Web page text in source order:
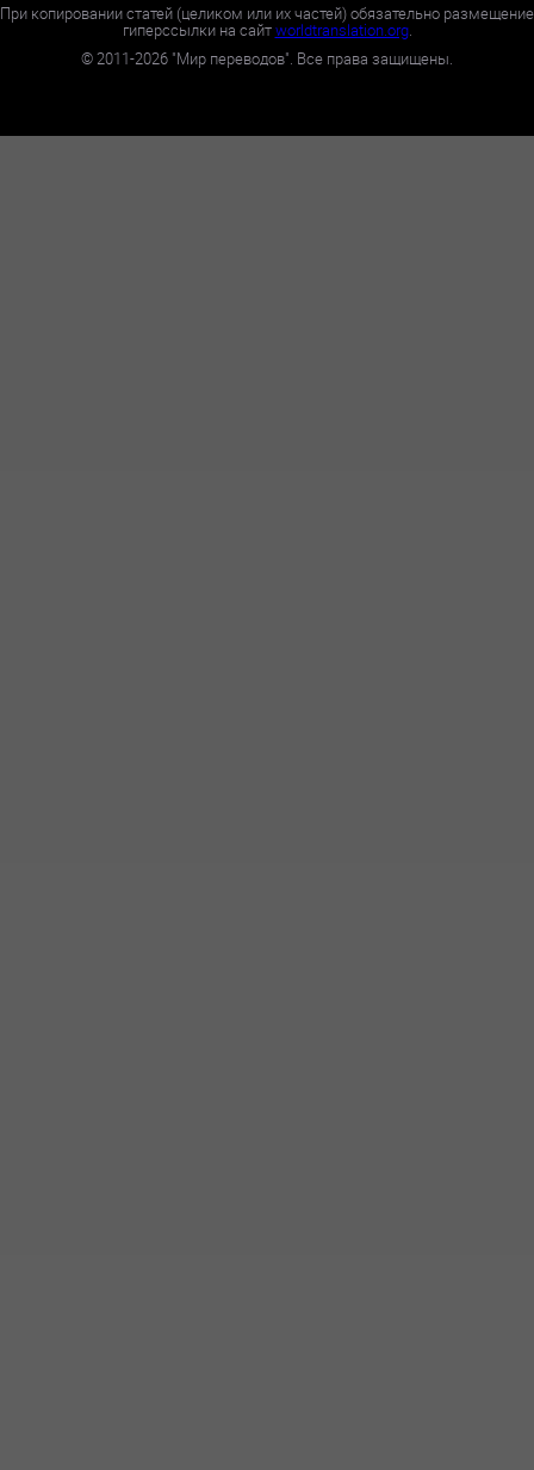
При копировании статей (целиком или их частей) обязательно размещение
гиперссылки на сайтworldtranslation.org.
©2011-2026 "Мир переводов". Все права защищены.